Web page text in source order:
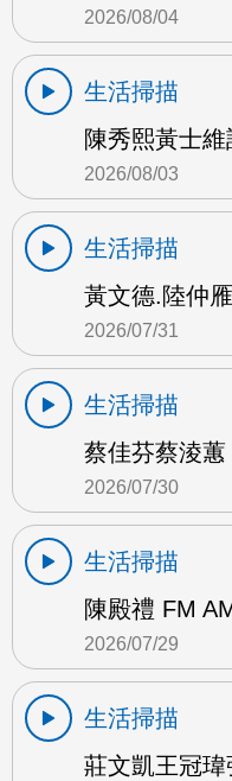
2026/08/04
生活掃描
陳秀熙黃士
2026/08/03
生活掃描
黃文德.陸仲
2026/07/31
生活掃描
蔡佳芬蔡淩蕙
2026/07/30
生活掃描
陳殿禮 FM
2026/07/29
生活掃描
莊文凱王冠